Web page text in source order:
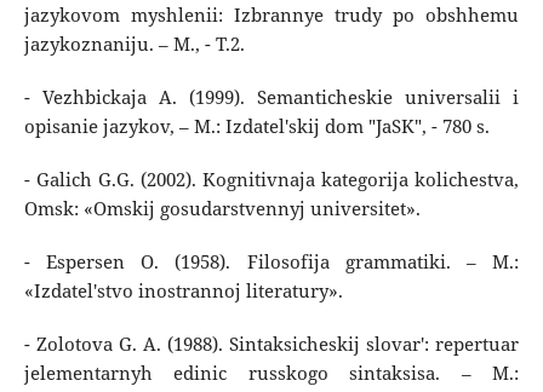
jazykovom myshlenii: Izbrannye trudy po obshhemu
jazykoznaniju. – M., - T.2.
- Vezhbickaja A. (1999). Semanticheskie universalii i
opisanie jazykov, – M.: Izdatel'skij dom "JaSK", - 780 s.
- Galich G.G. (2002). Kognitivnaja kategorija kolichestva,
Omsk: «Omskij gosudarstvennyj universitet».
- Espersen O. (1958). Filosofija grammatiki. – M.:
«Izdatel'stvo inostrannoj literatury».
- Zolotova G. A. (1988). Sintaksicheskij slovar': repertuar
jelementarnyh edinic russkogo sintaksisa. – M.: